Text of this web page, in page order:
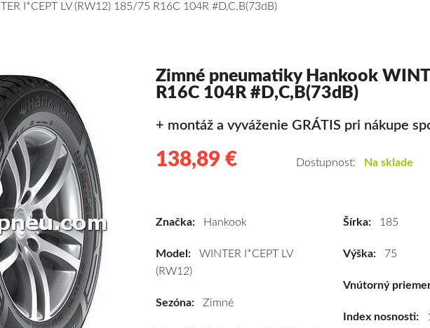
I*CEPT LV (RW12) 185/75 R16C 104R #D,C,B(73dB)
Zimné pneumatiky Hankook
R16C 104R #D,C,B(73dB)
+ montáž a vyváženie GRÁTIS pri nákupe
138,89 €
dodávku
Hankook
Dostupnosť: Na sklade
Značka: Hankook
Model: WINTER I*CEPT LV
(RW12)
Sezóna: Zimné
Šírka:185
Výška:75
Vnútorný
Index nosnosti: